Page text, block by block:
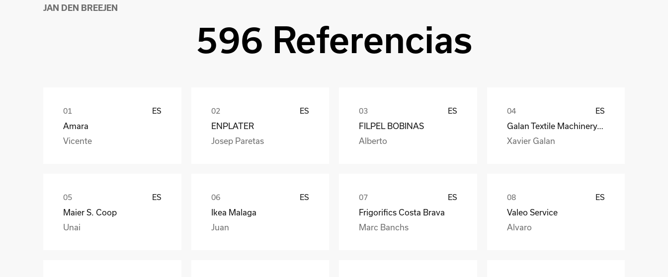
JAN DEN BREEJEN
596 Referencias
ES
Amara
Vicente
ES
ENPLATER
Josep Paretas
ES
FILPEL BOBINAS
Alberto
ES
Galan Textile Machinery, S.L.
Xavier Galan
ES
Maier S. Coop
Unai
ES
Ikea Malaga
Juan
ES
Frigorifics Costa Brava
Marc Banchs
ES
Valeo Service
Alvaro